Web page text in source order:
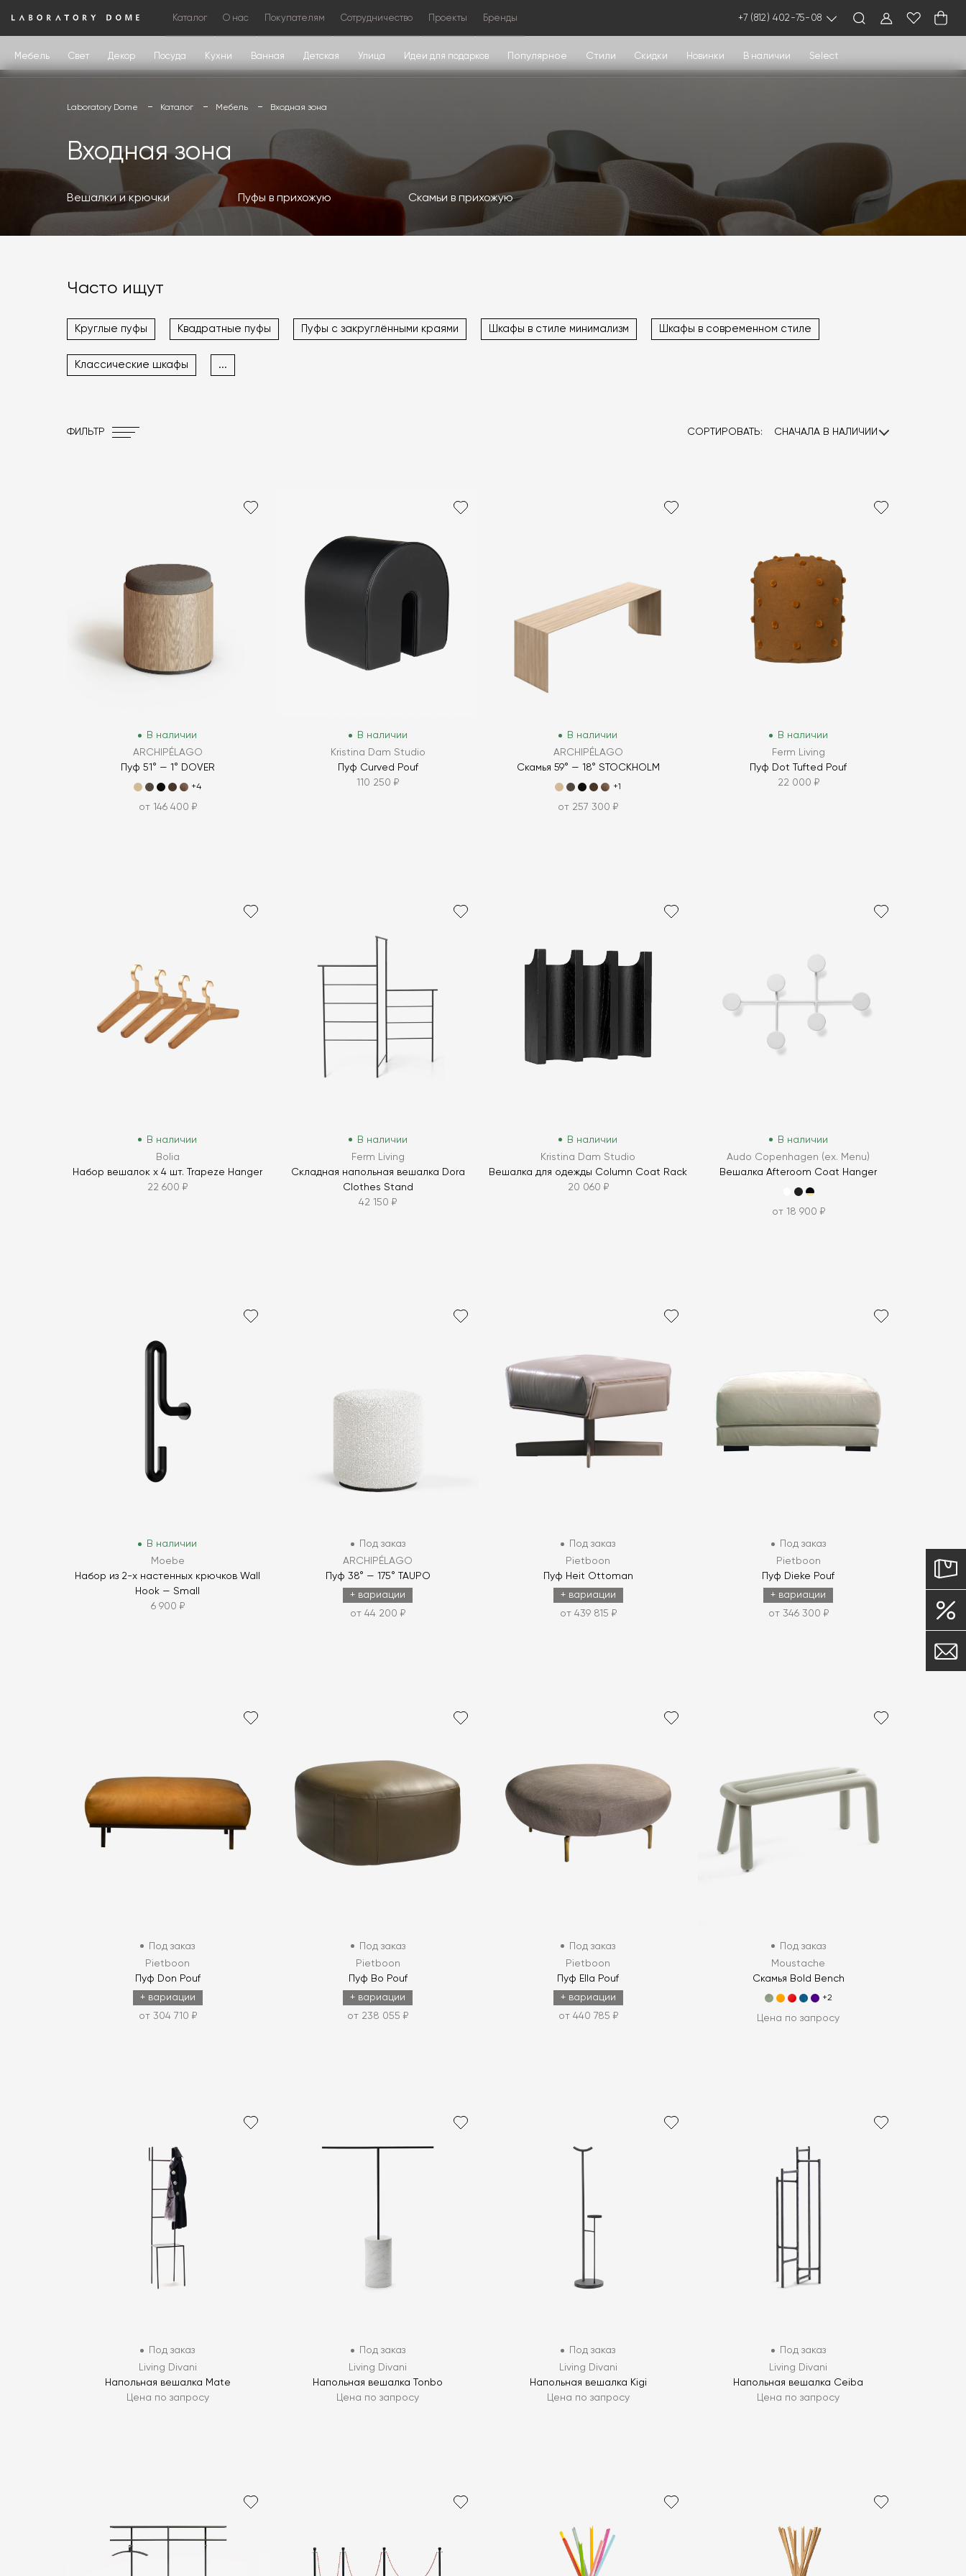
Каталог О нас Покупателям Сотрудничество Проекты Бренды +7 (812) 402-75-08
Мебель Свет Декор Посуда Кухни Ванная Детская Улица Идеи для подарков Популярное Стили Скидки Новинки В наличии Select
Laboratory Dome Каталог Мебель Входная зона
Входная зона
Вешалки и крючки Пуфы в прихожую Скамьи в прихожую
Часто ищут
Круглые пуфы Квадратные пуфы Пуфы с закруглёнными краями Шкафы в стиле минимализм Шкафы в современном стиле
Классические шкафы ...
ФИЛЬТР СОРТИРОВАТЬ: СНАЧАЛА В НАЛИЧИИ
В наличии
ARCHIPÉLAGO
Пуф 51° — 1° DOVER
+4
от 146 400 ₽
В наличии
Kristina Dam Studio
Пуф Curved Pouf
110 250 ₽
В наличии
ARCHIPÉLAGO
Скамья 59° — 18° STOCKHOLM
+1
от 257 300 ₽
В наличии
Ferm Living
Пуф Dot Tufted Pouf
22 000 ₽
В наличии
Bolia
Набор вешалок х 4 шт. Trapeze Hanger
22 600 ₽
В наличии
Ferm Living
Складная напольная вешалка Dora
Clothes Stand
42 150 ₽
В наличии
Kristina Dam Studio
Вешалка для одежды Column Coat Rack
20 060 ₽
В наличии
Audo Copenhagen (ex. Menu)
Вешалка Afteroom Coat Hanger
от 18 900 ₽
В наличии
Moebe
Набор из 2-х настенных крючков Wall
Hook — Small
6 900 ₽
Под заказ
ARCHIPÉLAGO
Пуф 38° — 175° TAUPO
+ вариации
от 44 200 ₽
Под заказ
Pietboon
Пуф Heit Ottoman
+ вариации
от 439 815 ₽
Под заказ
Pietboon
Пуф Dieke Pouf
+ вариации
от 346 300 ₽
Под заказ
Pietboon
Пуф Don Pouf
+ вариации
от 304 710 ₽
Под заказ
Pietboon
Пуф Bo Pouf
+ вариации
от 238 055 ₽
Под заказ
Pietboon
Пуф Ella Pouf
+ вариации
от 440 785 ₽
Под заказ
Moustache
Скамья Bold Bench
+2
Цена по запросу
Под заказ
Living Divani
Напольная вешалка Mate
Цена по запросу
Под заказ
Living Divani
Напольная вешалка Tonbo
Цена по запросу
Под заказ
Living Divani
Напольная вешалка Kigi
Цена по запросу
Под заказ
Living Divani
Напольная вешалка Ceiba
Цена по запросу